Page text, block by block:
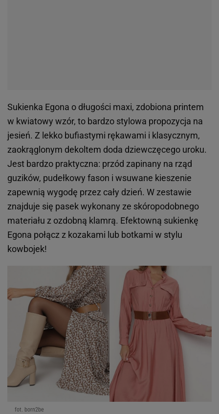
Sukienka Egona o długości maxi, zdobiona printem
w kwiatowy wzór, to bardzo stylowa propozycja na
jesień. Z lekko bufiastymi rękawami i klasycznym,
zaokrąglonym dekoltem doda dziewczęcego uroku.
Jest bardzo praktyczna: przód zapinany na rząd
guzików, pudełkowy fason i wsuwane kieszenie
zapewnią wygodę przez cały dzień. W zestawie
znajduje się pasek wykonany ze skóropodobnego
materiału z ozdobną klamrą. Efektowną sukienkę
Egona połącz z kozakami lub botkami w stylu
kowbojek!
fot. born2be